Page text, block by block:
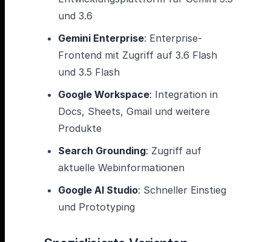
und 3.6
Gemini Enterprise: Enterprise-
Frontend mit Zugriff auf 3.6 Flash
und 3.5 Flash
Google Workspace: Integration in
Docs, Sheets, Gmail und weitere
Produkte
Search Grounding: Zugriff auf
aktuelle Webinformationen
Google AI Studio: Schneller Einstieg
und Prototyping